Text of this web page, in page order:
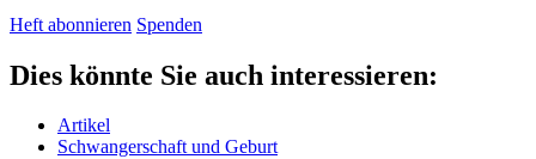
Heft abonnieren Spenden
Dies könnte Sie auch interessieren:
Artikel
Schwangerschaft und Geburt